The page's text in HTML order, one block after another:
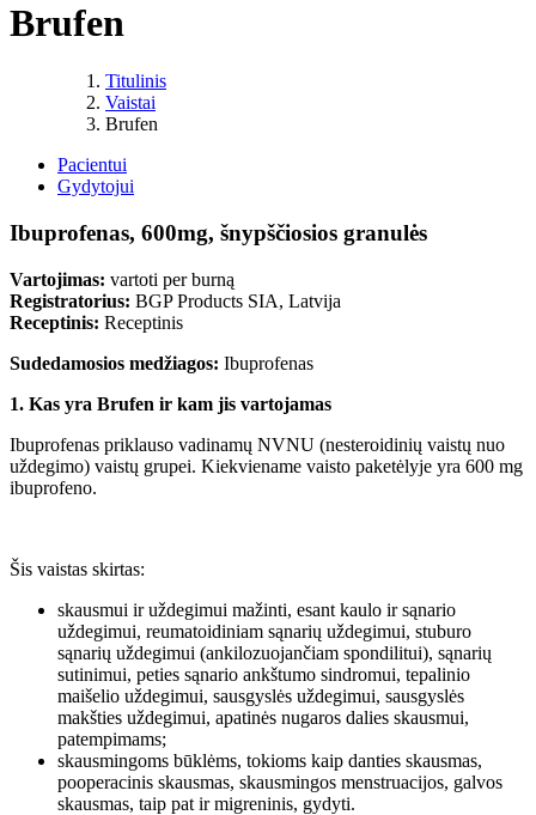
Brufen
Titulinis
Vaistai
Brufen
Pacientui
Gydytojui
Ibuprofenas, 600mg, šnypščiosios granulės
Vartojimas: vartoti per burną
Registratorius: BGP Products SIA, Latvija
Receptinis: Receptinis
Sudedamosios medžiagos: Ibuprofenas
1. Kas yra Brufen ir kam jis vartojamas
Ibuprofenas priklauso vadinamų NVNU (nesteroidinių vaistų nuo
uždegimo) vaistų grupei. Kiekviename vaisto paketėlyje yra 600 mg
ibuprofeno.
Šis vaistas skirtas:
skausmui ir uždegimui mažinti, esant kaulo ir sąnario
uždegimui, reumatoidiniam sąnarių uždegimui, stuburo
sąnarių uždegimui (ankilozuojančiam spondilitui), sąnarių
sutinimui, peties sąnario ankštumo sindromui, tepalinio
maišelio uždegimui, sausgyslės uždegimui, sausgyslės
makšties uždegimui, apatinės nugaros dalies skausmui,
patempimams;
skausmingoms būklėms, tokioms kaip danties skausmas,
pooperacinis skausmas, skausmingos menstruacijos, galvos
skausmas, taip pat ir migreninis, gydyti.